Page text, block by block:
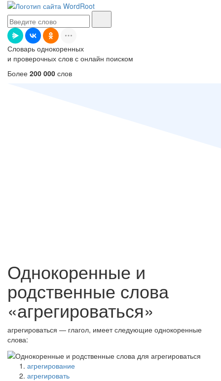
Словарь однокоренных
и проверочных слов с онлайн поиском
Более 200 000 слов
Однокоренные и
родственные слова
«агрегироваться»
агрегироваться — глагол, имеет следующие однокоренные
слова:
агрегирование
агрегировать